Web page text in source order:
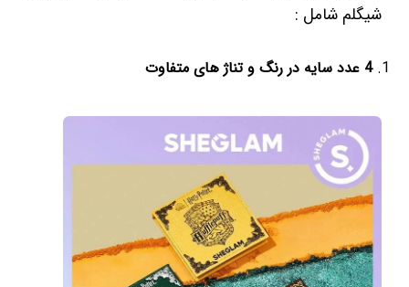
شیگلم شامل :
4 عدد سایه در رنگ و تناژ های متفاوت